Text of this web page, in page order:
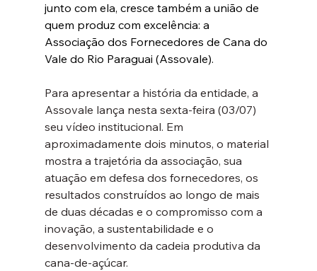
junto com ela, cresce também a união de
quem produz com excelência: a
Associação dos Fornecedores de Cana do
Vale do Rio Paraguai (Assovale).
Para apresentar a história da entidade, a
Assovale lança nesta sexta-feira (03/07)
seu vídeo institucional. Em
aproximadamente dois minutos, o material
mostra a trajetória da associação, sua
atuação em defesa dos fornecedores, os
resultados construídos ao longo de mais
de duas décadas e o compromisso com a
inovação, a sustentabilidade e o
desenvolvimento da cadeia produtiva da
cana-de-açúcar.